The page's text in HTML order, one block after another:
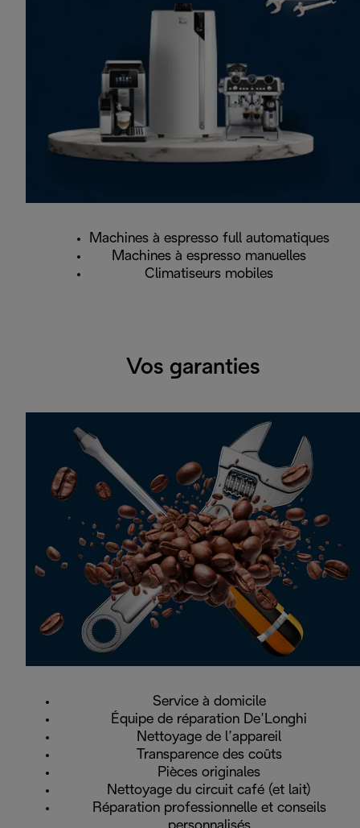
Machines à espresso full automatiques
Machines à espresso manuelles
Climatiseurs mobiles
Vos garanties
Service à domicile
Équipe de réparation De’Longhi
Nettoyage de l’appareil
Transparence des coûts
Pièces originales
Nettoyage du circuit café (et lait)
Réparation professionnelle et conseils